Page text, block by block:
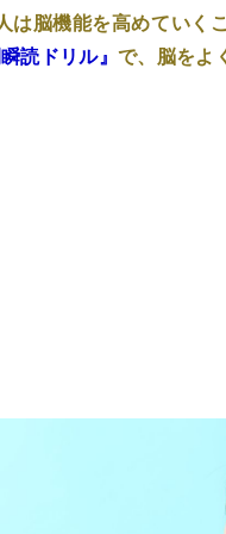
は脳機能を高めていく
瞬読ドリル』で、脳をよ